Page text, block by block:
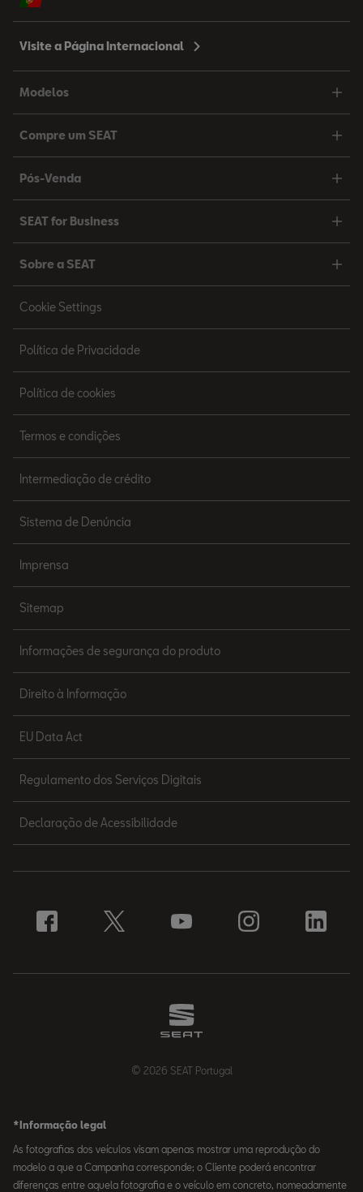
Visite a Página Internacional
Modelos
Compre um SEAT
Pós-Venda
SEAT for Business
Sobre a SEAT
Cookie Settings
Política de Privacidade
Política de cookies
Termos e condições
Intermediação de crédito
Sistema de Denúncia
Imprensa
Sitemap
Informações de segurança do produto
Direito à Informação
EU Data Act
Regulamento dos Serviços Digitais
Declaração de Acessibilidade
© 2026 SEAT Portugal
*Informação legal
As fotografias dos veículos visam apenas mostrar uma reprodução do
modelo a que a Campanha corresponde; o Cliente poderá encontrar
diferenças entre aquela fotografia e o veículo em concreto, nomeadamente